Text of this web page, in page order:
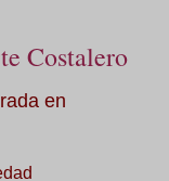
Costalero
en